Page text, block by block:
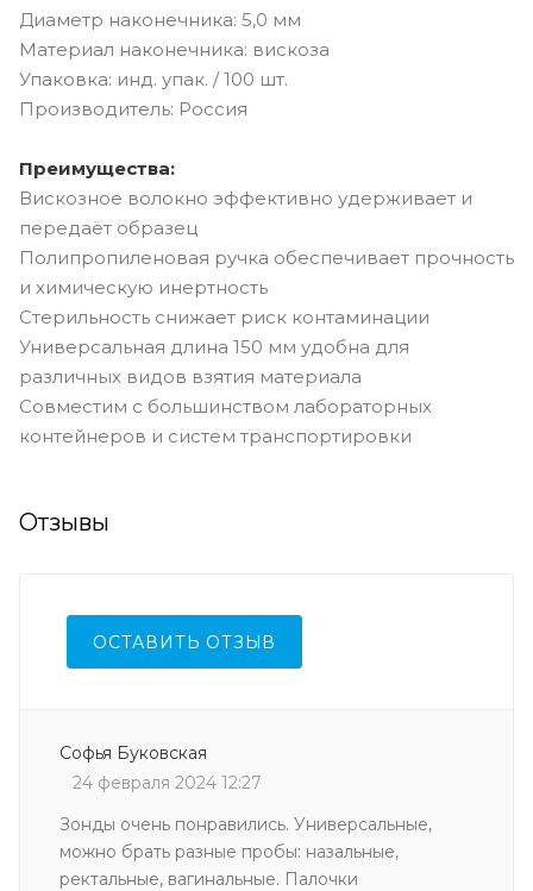
Диаметр наконечника: 5,0 мм
Материал наконечника: вискоза
Упаковка: инд. упак. / 100 шт.
Производитель: Россия
Преимущества:
Вискозное волокно эффективно удерживает и
передаёт образец
Полипропиленовая ручка обеспечивает прочность
и химическую инертность
Стерильность снижает риск контаминации
Универсальная длина 150 мм удобна для
различных видов взятия материала
Совместим с большинством лабораторных
контейнеров и систем транспортировки
Отзывы
ОСТАВИТЬ ОТЗЫВ
Софья Буковская
24 февраля 2024 12:27
Зонды очень понравились. Универсальные,
можно брать разные пробы: назальные,
ректальные, вагинальные. Палочки